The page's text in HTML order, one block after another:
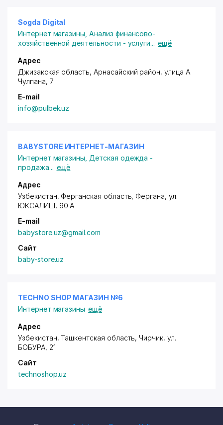
Sogda Digital
Интернет магазины ,Анализ финансово-
хозяйственной деятельности - услуги... ещё
Адрес
Джизакская область,Арнасайский район, улица А.
Чулпана, 7
E-mail
info@pulbek.uz
BABYSTORE ИНТЕРНЕТ-МАГАЗИН
Интернет магазины Детская одежда -
продажа... ещё
Адрес
Узбекистан, Ферганская область, Фергана, ул.
ЮКСАЛИШ, 90 А
E-mail
babystore.uz@gmail.com
Сайт
baby-store.uz
TECHNO SHOP МАГАЗИН №6
Интернет магазины ещё
Адрес
Узбекистан, Ташкентская область, Чирчик, ул.
БОБУРА, 21
Сайт
technoshop.uz